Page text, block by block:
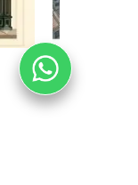
香港醫療中
352號全新